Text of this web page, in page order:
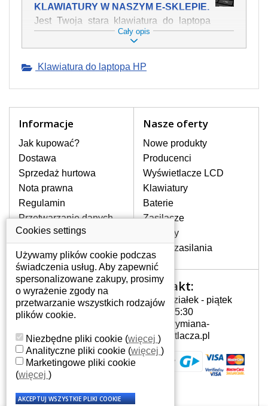
KLAWIATURY W NASZYM E-SKLEPIE.
Jest Twoja stara klawiatura do laptopa
HP Pavilion dv6-2140ca mechanicznie
uszkodzona, polałeś ją płynem, który
swojej pozycji? Kup nową klawiaturę,
Oferujemy oryginalne klawiatury w
stronie internetowej ją znajdziesz za
pomocy wyszukiwarki. Wystarczy znać
model laptopa. Przy każdej klawiaturze
nie może brakować szczególowe zdjęcie
do aktualnego stanu naszego magazynu.
W JAKI SPOSÓB MOŻE SIĘ
PRZEJAWIAĆ USTERKA
Częstymi objawami są pomijanie liter
czy wyświetlanie innych liter oraz
dublowanie tych samych znaków. W
przypadku podlicia klawisze nie
powrócą do pierwotnej pozycji. Albo
też uszkodzenie mechaniczne, np.
JAK TO DZIAŁA?
Klawiatura składa się z kilku
warstw folii, z których przewodzą
przewodzące warstwy.
Cały opis
Klawiatura do laptopa HP
Informacje
Jak kupować?
Dostawa
Sprzedaż hurtowa
Nota prawna
Regulamin
Przetwarzanie danych
osobowych
Gdzie nas znajdziesz
Nasze oferty
Nowe produkty
Producenci
Wyświetlacze LCD
Klawiatury
Baterie
Zasilacze
Zawiasy
Złącza zasilania
Twoje konto
Twoje konto
Dane osobowe
Adresy
Historia zamówień
Kontakt:
Poniedziałek - piątek
7:00 - 15:30
info@wymiana-
wyswietlacza.pl
Cookies settings
Używamy plików cookie podczas
świadczenia usług. Aby zapewnić
spersonalizowane zakupy, prosimy
o wyrażenie zgody na
przetwarzanie wszystkich rodzajów
plików cookie.
Niezbędne pliki cookie (więcej )
Analityczne pliki cookie (więcej )
Marketingowe pliki cookie
(więcej )